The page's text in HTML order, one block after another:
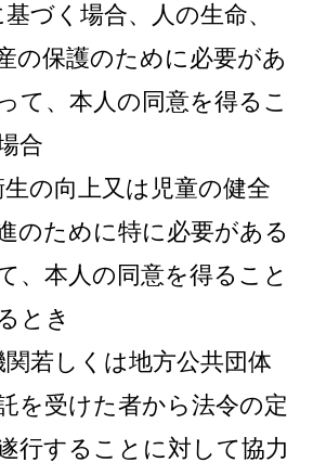
基づく場合、人の生命、
の保護のために必要があ
て、本人の同意を得るこ
合
生の向上又は児童の健全
のために特に必要がある
、本人の同意を得ること
とき
関若しくは地方公共団体
を受けた者から法令の定
行することに対して協力